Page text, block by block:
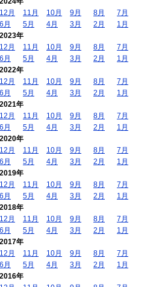
12月
11月 10月 9月 8月
7月
6月
5月 4月 3月 2月
1月
2023年
12月
11月 10月 9月 8月
7月
6月
5月 4月 3月 2月
1月
2022年
12月
11月 10月 9月 8月
7月
6月
5月 4月 3月 2月
1月
2021年
12月
11月 10月 9月 8月
7月
6月
5月 4月 3月 2月
1月
2020年
12月
11月 10月 9月 8月
7月
6月
5月 4月 3月 2月
1月
2019年
12月
11月 10月 9月 8月
7月
6月
5月 4月 3月 2月
1月
2018年
12月
11月 10月 9月 8月
7月
6月
5月 4月 3月 2月
1月
2017年
12月
11月 10月 9月 8月
7月
6月
5月 4月 3月 2月
1月
2016年